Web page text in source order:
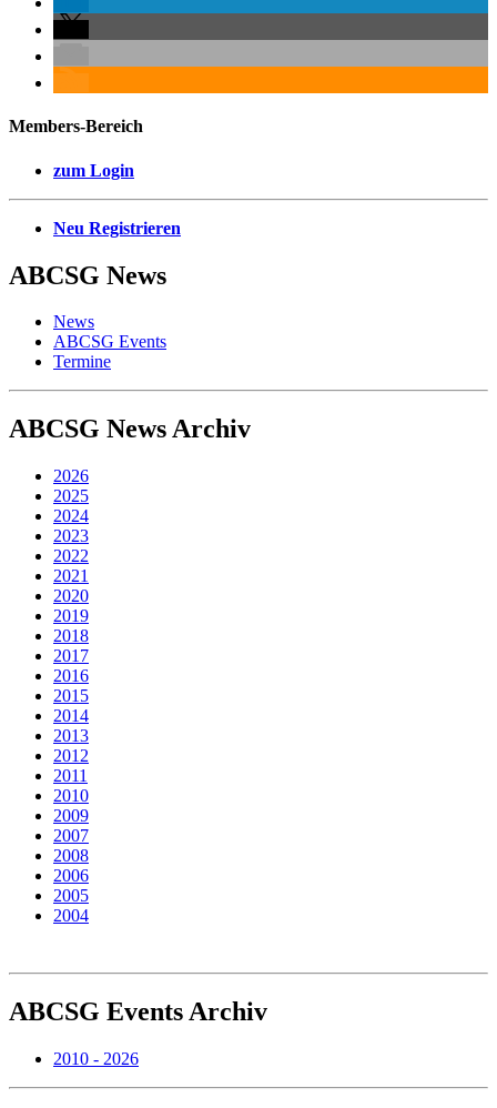
Members-Bereich
zum Login
Neu Registrieren
ABCSG News
News
ABCSG Events
Termine
ABCSG News Archiv
2026
2025
2024
2023
2022
2021
2020
2019
2018
2017
2016
2015
2014
2013
2012
2011
2010
2009
2007
2008
2006
2005
2004
ABCSG Events Archiv
2010 - 2026